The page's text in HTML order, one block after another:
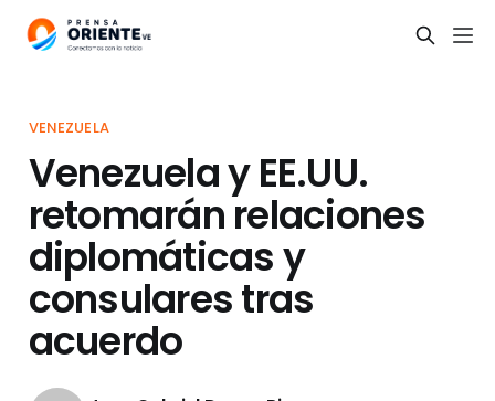
VENEZUELA
Venezuela y EE.UU.
retomarán relaciones
diplomáticas y
consulares tras
acuerdo